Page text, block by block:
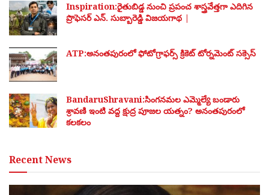
Inspiration:రైతుబిడ్డ నుంచి ప్రపంచ శాస్త్రవేత్తగా ఎదిగిన
ప్రొఫెసర్ ఎన్. సుబ్బారెడ్డి విజయగాథ |
ATP:అనంతపురంలో ఫోటోగ్రాఫర్స్ క్రికెట్ టోర్నమెంట్ సక్సెస్
BandaruShravani:సింగనమల ఎమ్మెల్యే బండారు
శ్రావణి ఇంటి వద్ద క్షుద్ర పూజల యత్నం? అనంతపురంలో
కలకలం
Recent News